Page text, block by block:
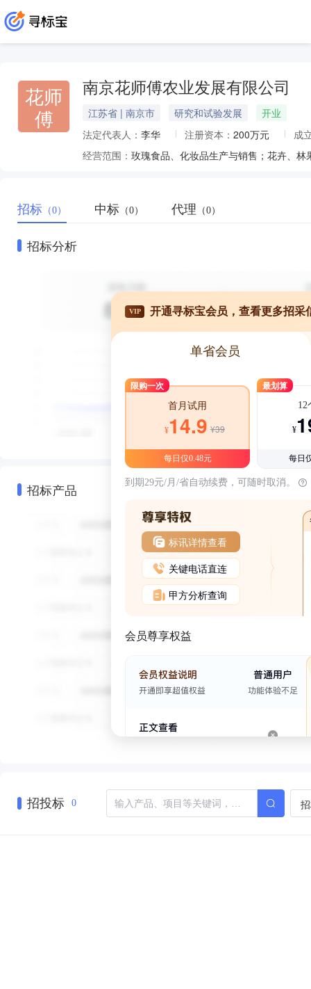
花师
傅
南京花师傅农业发展有限公司
江苏省 | 南京市 研究和试验发展
开业
法定代表人： 李华 注册资本： 200万元
成
经营范围：
招标 （0） 中标 （0） 代理 （0）
招标分析
招标产品
VIP 开通寻标宝会员，查看更多招采
单省会员
限购一次
首月试用
¥14.9 ¥39
每日仅0.48元
最划算
12
¥
每日
到期29元/月/省自动续费，可随时取消。
标讯详情查看
关键电话直连
甲方分析查询
会员尊享权益
招投标 0